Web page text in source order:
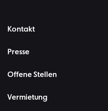
Kontakt
Presse
Offene Stellen
Vermietung